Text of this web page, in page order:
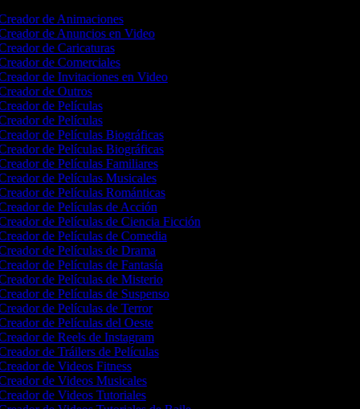
de Animaciones
de Anuncios en Video
de Caricaturas
de Comerciales
de Invitaciones en Video
de Outros
de Películas
de Películas
de Películas Biográficas
de Películas Biográficas
de Películas Familiares
de Películas Musicales
de Películas Románticas
de Películas de Acción
de Películas de Ciencia Ficción
de Películas de Comedia
de Películas de Drama
de Películas de Fantasía
de Películas de Misterio
de Películas de Suspenso
de Películas de Terror
de Películas del Oeste
de Reels de Instagram
de Tráilers de Películas
de Videos Fitness
de Videos Musicales
de Videos Tutoriales